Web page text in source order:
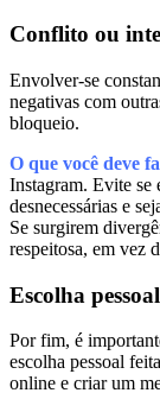
Conflito ou
Envolver-se
negativas com
bloqueio.
O que você deve
Instagram. Evite se
desnecessárias e
Se surgirem
respeitosa, em vez
Escolha pessoal
Por fim, é
escolha pessoal
online e criar um